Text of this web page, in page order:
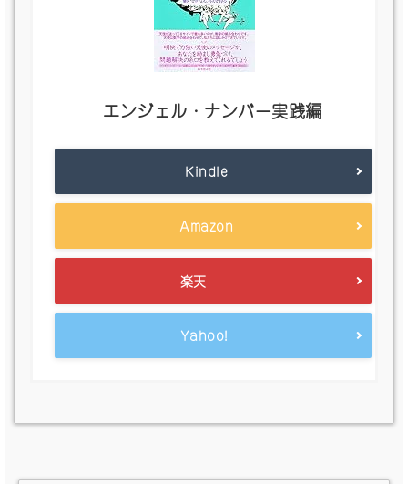
エンジェル・ナンバー実践編
Kindle
Amazon
楽天
Yahoo!